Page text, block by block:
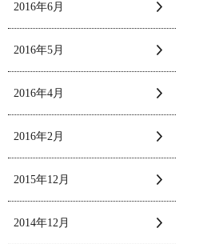
2016年6月
2016年5月
2016年4月
2016年2月
2015年12月
2014年12月